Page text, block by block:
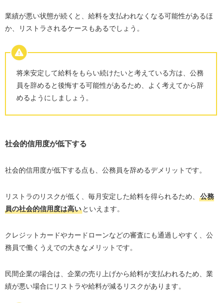
業績が悪い状態が続くと、給料を支払われなくなる可能性があるほ
か、リストラされるケースもあるでしょう。
将来安定して給料をもらい続けたいと考えている方は、公務
員を辞めると後悔する可能性があるため、よく考えてから辞
めるようにしましょう。
社会的信用度が低下する
社会的信用度が低下する点も、公務員を辞めるデメリットです。
リストラのリスクが低く、毎月安定した給料を得られるため、
公務
員の社会的信用度は高いといえます。
クレジットカードやカードローンなどの審査にも通過しやすく、公
務員で働くうえでの大きなメリットです。
民間企業の場合は、企業の売り上げから給料が支払われるため、業
績が悪い場合にリストラや給料が減るリスクがあります。